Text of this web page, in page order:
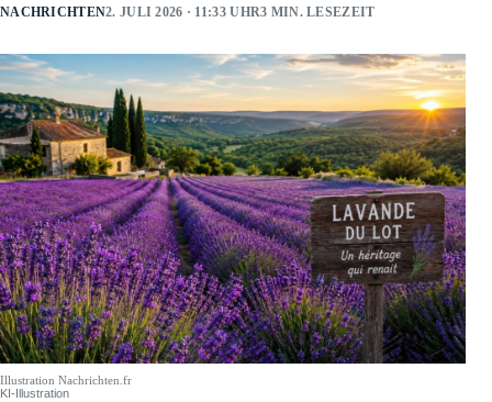
NACHRICHTEN2. JULI 2026 · 11:33 UHR3 MIN. LESEZEIT
Illustration Nachrichten.fr
KI-Illustration